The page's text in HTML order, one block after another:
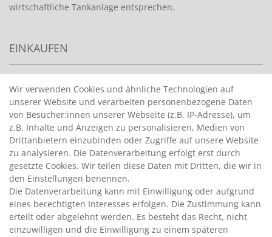
wirtschaftliche Tankanlage entsprechen.
EINKAUFEN
HANDPUMPEN FÜR BENZIN
>
HANDPUMPEN FÜR ÖLE
>
TANKANLAGEN
>
ADBLUE® BETANKUNG
INFORMATIONEN
>
FAQ
>
VERTRAG WIDERRUFEN
Wir verwenden Cookies und ähnliche Technologien auf
unserer Website und verarbeiten personenbezogene Daten
von Besucher:innen unserer Webseite (z.B. IP-Adresse), um
z.B. Inhalte und Anzeigen zu personalisieren, Medien von
Drittanbietern einzubinden oder Zugriffe auf unsere Website
zu analysieren. Die Datenverarbeitung erfolgt erst durch
gesetzte Cookies. Wir teilen diese Daten mit Dritten, die wir in
den Einstellungen benennen.
Die Datenverarbeitung kann mit Einwilligung oder aufgrund
eines berechtigten Interesses erfolgen. Die Zustimmung kann
erteilt oder abgelehnt werden. Es besteht das Recht, nicht
einzuwilligen und die Einwilligung zu einem späteren